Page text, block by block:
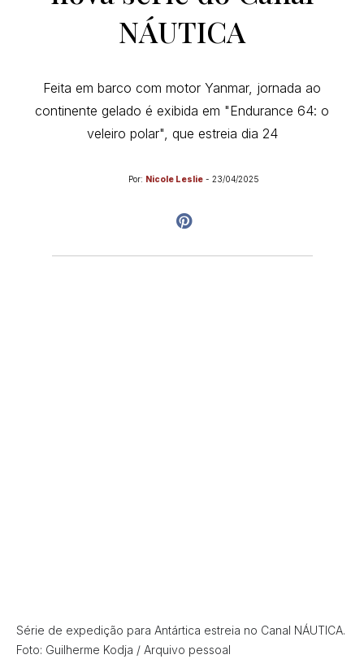
NÁUTICA
Feita em barco com motor Yanmar, jornada ao
continente gelado é exibida em "Endurance 64: o
veleiro polar", que estreia dia 24
Por: Nicole Leslie - 23/04/2025
Série de expedição para Antártica estreia no Canal NÁUTICA.
Foto: Guilherme Kodja / Arquivo pessoal